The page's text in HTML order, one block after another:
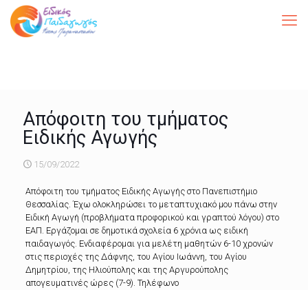
Απόφοιτη του τμήματος
Ειδικής Αγωγής
15/09/2022
Απόφοιτη του τμήματος Ειδικής Αγωγής στο Πανεπιστήμιο
Θεσσαλίας. Έχω ολοκληρώσει το μεταπτυχιακό μου πάνω στην
Ειδική Αγωγή (προβλήματα προφορικού και γραπτού λόγου) στο
ΕΑΠ. Εργάζομαι σε δημοτικά σχολεία 6 χρόνια ως ειδική
παιδαγωγός. Ενδιαφέρομαι για μελέτη μαθητών 6-10 χρονών
στις περιοχές της Δάφνης, του Αγίου Ιωάννη, του Αγίου
Δημητρίου, της Ηλιούπολης και της Αργυρούπολης
απογευματινές ώρες (7-9). Τηλέφωνο